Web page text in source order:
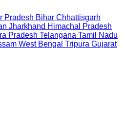
Pradesh Bihar Chhattisgarh
Jharkhand Himachal Pradesh
Pradesh Telangana Tamil Nadu
West Bengal Tripura Gujarat